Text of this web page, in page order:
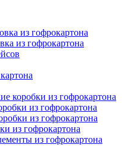
из гофрокартона
из гофрокартона
коробки из гофрокартона
из гофрокартона
из гофрокартона
из гофрокартона
из гофрокартона